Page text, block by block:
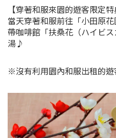
【穿著和服來園的遊客限定特
當天穿著和服前往「小田原
帶咖啡館「扶桑花（ハイビ
湯♪
※沒有利用園內和服出租的遊